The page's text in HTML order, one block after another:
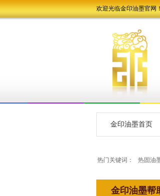
欢迎光临金印油墨官网
金印油墨首页
热门关键词： 热固油
金印油墨帮